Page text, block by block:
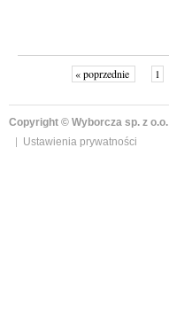
« poprzednie 1
Copyright © Wyborcza sp. z o.o.
Ustawienia prywatności